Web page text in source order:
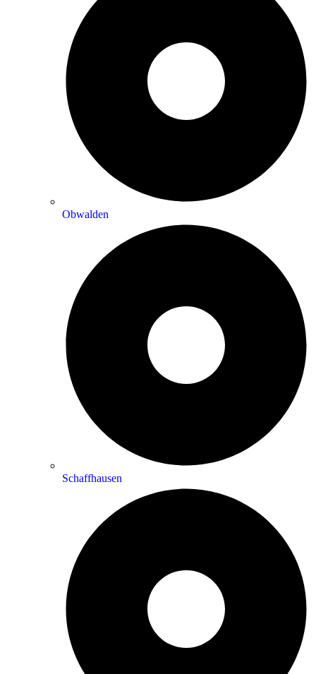
Obwalden
Schaffhausen